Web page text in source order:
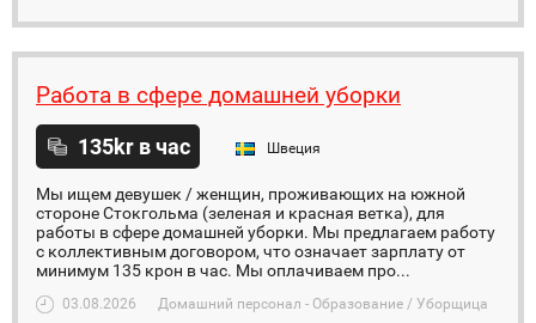
Работа в сфере домашней уборки
135kr в час Швеция
Мы ищем девушек / женщин, проживающих на южной
стороне Стокгольма (зеленая и красная ветка), для
работы в сфере домашней уборки. Мы предлагаем работу
с коллективным договором, что означает зарплату от
минимум 135 крон в час. Мы оплачиваем про...
03.08.2026 Домашний персонал - Образование / Уборщица